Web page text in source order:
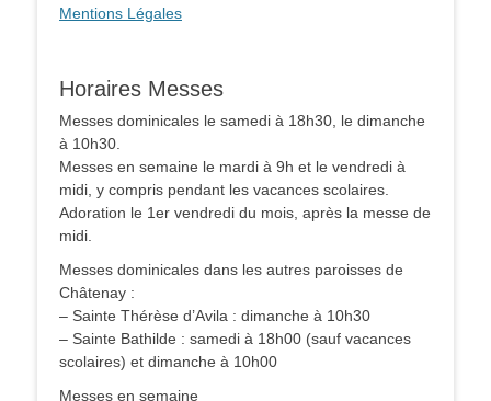
Mentions Légales
Horaires Messes
Messes dominicales le samedi à 18h30, le dimanche
à 10h30.
Messes en semaine le mardi à 9h et le vendredi à
midi, y compris pendant les vacances scolaires.
Adoration le 1er vendredi du mois, après la messe de
midi.
Messes dominicales dans les autres paroisses de
Châtenay :
– Sainte Thérèse d’Avila : dimanche à 10h30
– Sainte Bathilde : samedi à 18h00 (sauf vacances
scolaires) et dimanche à 10h00
Messes en semaine